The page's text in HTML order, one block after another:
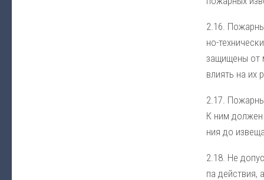
2.16.
но-
за­щи­ще­ны от
вли­ять на их
2.17.
К ним дол­жен
ния до
2.18. Не
па дей­ст­вия,